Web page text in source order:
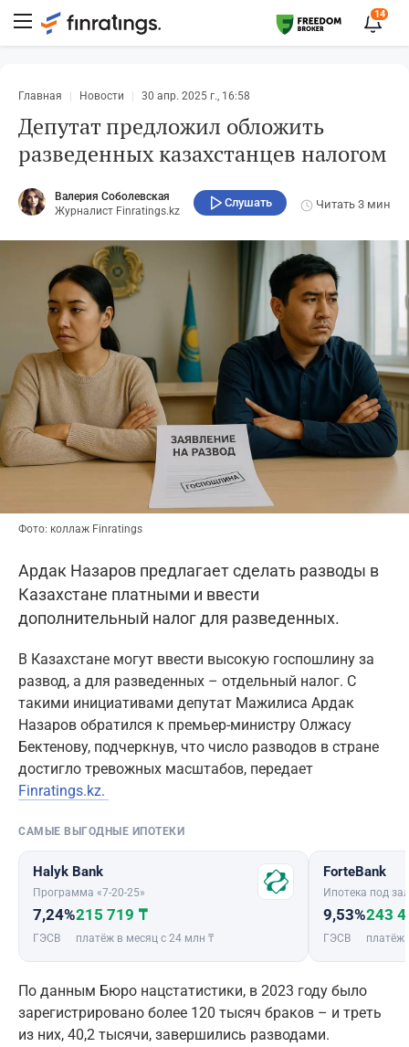
14
Главная Новости 30 апр. 2025 г., 16:58
Депутат предложил обложить
разведенных казахстанцев налогом
Валерия Соболевская
Журналист Finratings.kz
Слушать Читать 3 мин
Фото: коллаж Finratings
Ардак Назаров предлагает сделать разводы в
Казахстане платными и ввести
дополнительный налог для разведенных.
В Казахстане могут ввести высокую госпошлину за
развод, а для разведенных – отдельный налог. С
такими инициативами депутат Мажилиса Ардак
Назаров обратился к премьер-министру Олжасу
Бектенову, подчеркнув, что число разводов в стране
достигло тревожных масштабов, передает
Finratings.kz.
САМЫЕ ВЫГОДНЫЕ ИПОТЕКИ
Halyk Bank
Программа «7-20-25»
7,24%
ГЭСВ
215 719 ₸
платёж в месяц с 24 млн ₸
ForteBank
Ипотека под
9,53%
ГЭСВ
243
платёж
По данным Бюро нацстатистики, в 2023 году было
зарегистрировано более 120 тысяч браков – и треть
из них, 40,2 тысячи, завершились разводами.